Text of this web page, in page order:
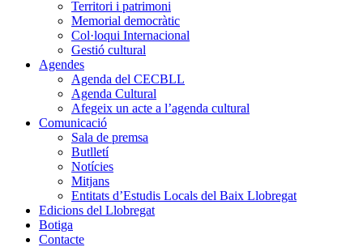
Territori i patrimoni
Memorial democràtic
Col·loqui Internacional
Gestió cultural
Agendes
Agenda del CECBLL
Agenda Cultural
Afegeix un acte a l’agenda cultural
Comunicació
Sala de premsa
Butlletí
Notícies
Mitjans
Entitats d’Estudis Locals del Baix Llobregat
Edicions del Llobregat
Botiga
Contacte